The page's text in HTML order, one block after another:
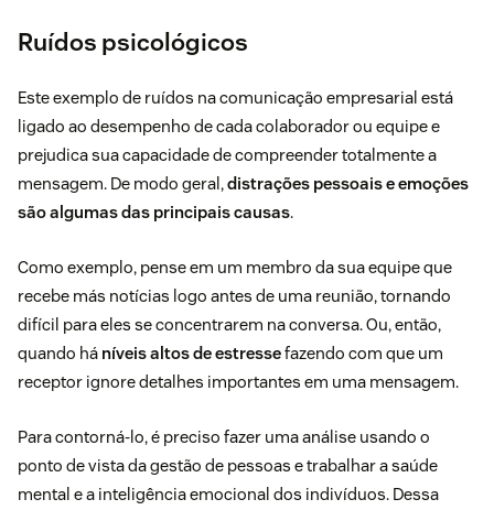
Ruídos psicológicos
Este exemplo de ruídos na comunicação empresarial está
ligado ao desempenho de cada colaborador ou equipe e
prejudica sua capacidade de compreender totalmente a
mensagem. De modo geral,distrações pessoais e emoções
são algumas das principais causas.
Como exemplo, pense em um membro da sua equipe que
recebe más notícias logo antes de uma reunião, tornando
difícil para eles se concentrarem na conversa. Ou, então,
quando há níveis altos de estressefazendo com que um
receptor ignore detalhes importantes em uma mensagem.
Para contorná-lo, é preciso fazer uma análise usando o
ponto de vista da gestão de pessoas e trabalhar a saúde
mental e a inteligência emocional dos indivíduos. Dessa